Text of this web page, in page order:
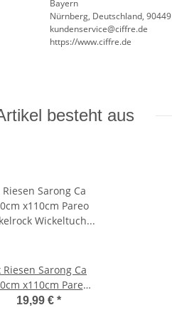
Bayern
Nürnberg, Deutschland, 90449
kundenservice@ciffre.de
https://www.ciffre.de
besteht aus
Riesen Sarong Ca
x110cm Pareo
Wickeltuch
19,99 € *